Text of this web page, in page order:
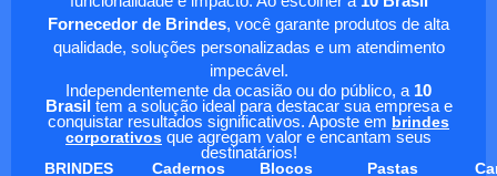
Fornecedor de Brindes, você garante produtos de alta
qualidade, soluções personalizadas e um atendimento
impecável.
Independentemente da ocasião ou do público, a 10
Brasil tem a solução ideal para destacar sua empresa e
conquistar resultados significativos. Aposte em brindes
corporativos que agregam valor e encantam seus
destinatários!
BRINDES
Cadernos Blocos Pastas